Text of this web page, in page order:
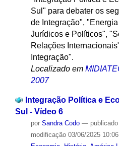
Sul" para debater os
de Integração",
Jurídicos e Políticos",
Relações
Integração".
Localizado em
2007
Integração Política e
Sul - Vídeo 6
por Sandra Codo — publicado
modificação03/06/2025 10:06